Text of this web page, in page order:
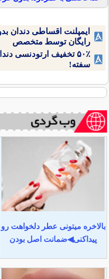
ایمپلنت اقساطی دندان
رایگان توسط متخصص
۵۰٪ تخفیف ارتودنسی
سفته!
بالاخره میتونی عطر دلخواهت رو
پیداکنی◀ضمانت اصل بودن